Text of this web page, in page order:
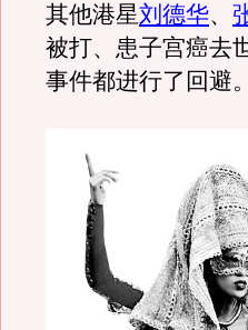
其他港星刘德华、
被打、患子宫癌去
事件都进行了回避。